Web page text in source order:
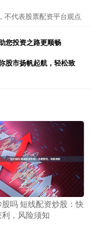
不代表股票配资平台观点
您投资之路更顺畅
股市扬帆起航，轻松致
吗 短线配资炒股：快
，风险须知